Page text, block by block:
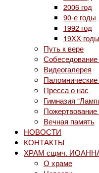
2006 год
90-е годы
1992 год
19ХХ годы
Путь к вере
Видеогалерея
Паломнические
Пресса о нас
Гимназия
Вечная память
НОВОСТИ
КОНТАКТЫ
ХРАМ сщмч.
О храме